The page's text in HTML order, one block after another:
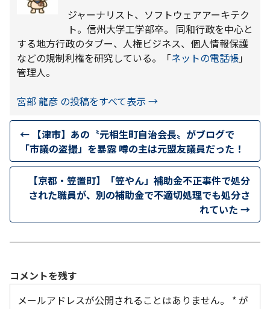
ジャーナリスト、ソフトウェアアーキテク
ト。信州大学工学部卒。 同和行政を中心と
する地方行政のタブー、人権ビジネス、個人情報保護
などの規制利権を研究している。「ネットの電話帳」
管理人。
宮部 龍彦 の投稿をすべて表示 →
← 【津市】あの〝元相生町自治会長〟がブログで
「市議の盗撮」を暴露 噂の主は元盟友議員だった！
【京都・笠置町】「笠やん」補助金不正事件で処分
された職員が、別の補助金で不適切処理でも処分さ
れていた →
コメントを残す
メールアドレスが公開されることはありません。
*が